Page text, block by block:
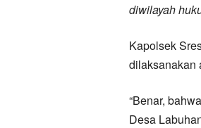
diwilayah
Kapolsek
dilaksanakan
“Benar,
Desa